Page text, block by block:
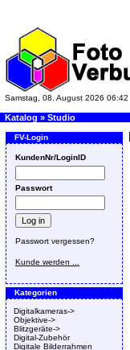
Samstag, 08. August 2026 06:42
Katalog » Studio
FV-Login
KundenNr/LoginID
Passwort
Passwort vergessen?
Kunde werden ...
Kategorien
Digitalkameras->
Objektive->
Blitzgeräte->
Digital-Zubehör
Digitale Bilderrahmen